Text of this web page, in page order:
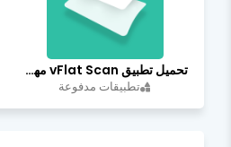
تحميل تطبيق vFlat Scan مهكر آخر إصدار
تطبيقات مدفوعة